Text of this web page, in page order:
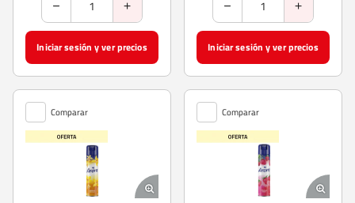
Iniciar sesión y ver precios Iniciar sesión y ver precios
Comparar Comparar